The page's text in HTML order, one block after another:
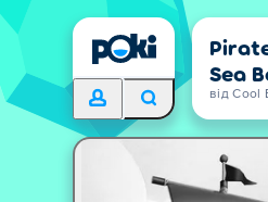
Sea
від Cool